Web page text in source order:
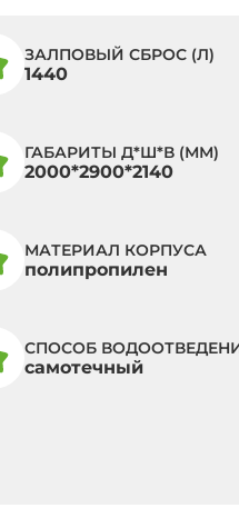
ЗАЛПОВЫЙ СБРОС (Л)
1440
ГАБАРИТЫ Д*Ш*В (ММ)
2000*2900*2140
МАТЕРИАЛ КОРПУСА
полипропилен
СПОСОБ
самотечный